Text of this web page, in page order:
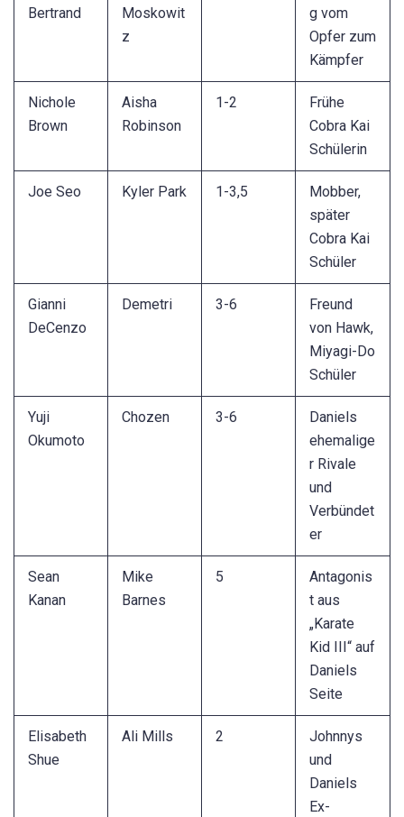
Bertrand
Moskowit
z
g vom
Opfer zum
Kämpfer
Nichole
Brown
Aisha
Robinson
1-2
Frühe
Cobra Kai
Schülerin
Joe Seo Kyler Park 1-3,5
Mobber,
später
Cobra Kai
Schüler
Gianni
DeCenzo
Demetri 3-6
Freund
von Hawk,
Miyagi-Do
Schüler
Yuji
Okumoto
Chozen 3-6
Daniels
ehemalige
r Rivale
und
Verbündet
er
Sean
Kanan
Mike
Barnes
5
Antagonis
t aus
„Karate
Kid III“ auf
Daniels
Seite
Elisabeth
Shue
Ali Mills 2
Johnnys
und
Daniels
Ex-